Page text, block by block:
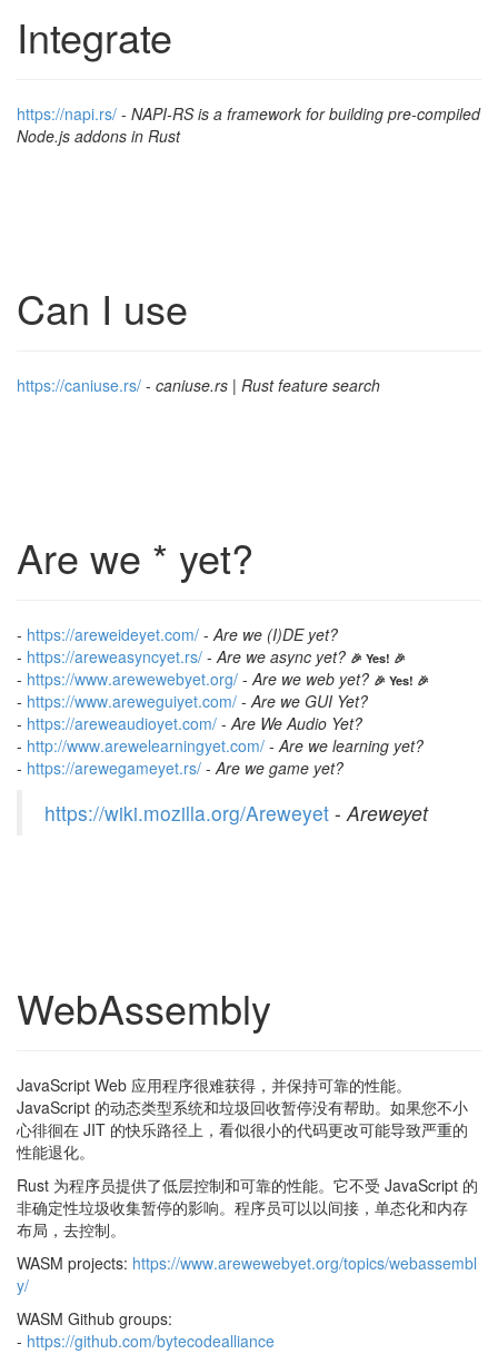
Integrate
https://napi.rs/ - NAPI-RS is a framework for building pre-compiled
Node.js addons in Rust
Can I use
https://caniuse.rs/ - caniuse.rs | Rust feature search
Are we * yet?
- https://areweideyet.com/ -Are we (I)DE yet?
- https://areweasyncyet.rs/ -Are we async yet? 🎉 Yes! 🎉
- https://www.arewewebyet.org/ -Are we web yet? 🎉 Yes! 🎉
- https://www.areweguiyet.com/ -Are we GUI Yet?
- https://areweaudioyet.com/ -Are We Audio Yet?
- http://www.arewelearningyet.com/ -Are we learning yet?
- https://arewegameyet.rs/ -Are we game yet?
https://wiki.mozilla.org/Areweyet -Areweyet
WebAssembly
JavaScript Web 应用程序很难获得，并保持可靠的性能。
JavaScript 的动态类型系统和垃圾回收暂停没有帮助。如果您不小
心徘徊在 JIT 的快乐路径上，看似很小的代码更改可能导致严重的
性能退化。
Rust 为程序员提供了低层控制和可靠的性能。它不受 JavaScript 的
非确定性垃圾收集暂停的影响。程序员可以以间接，单态化和内存
布局，去控制。
WASM projects: https://www.arewewebyet.org/topics/webassembl
y/
WASM Github groups:
- https://github.com/bytecodealliance